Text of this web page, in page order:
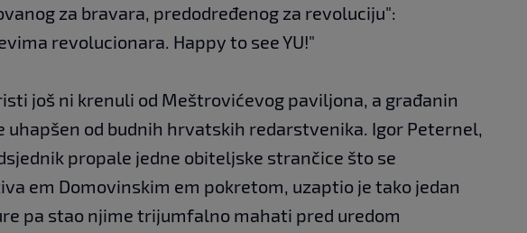
za bravara, predodređenog za revoluciju":
revolucionara. Happy to see YU!"
još ni krenuli od Meštrovićevog paviljona, a građanin
uhapšen od budnih hrvatskih redarstvenika. Igor Peternel,
propale jedne obiteljske strančice što se
em Domovinskim em pokretom, uzaptio je tako jedan
pa stao njime trijumfalno mahati pred uredom